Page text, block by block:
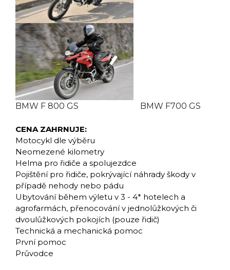
BMW F 800 GS BMW F700 GS
CENA ZAHRNUJE:
Motocykl dle výběru
Neomezené kilometry
Helma pro řidiče a spolujezdce
Pojištění pro řidiče, pokrývající náhrady škody v
případě nehody nebo pádu
Ubytování během výletu v 3 - 4* hotelech a
agrofarmách, přenocování v jednolůžkových či
dvoulůžkových pokojích (pouze řidič)
Technická a mechanická pomoc
První pomoc
Průvodce